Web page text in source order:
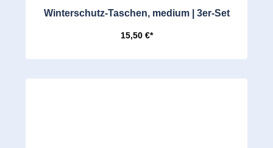
Winterschutz-Taschen, medium | 3er-Set
15,50 €*